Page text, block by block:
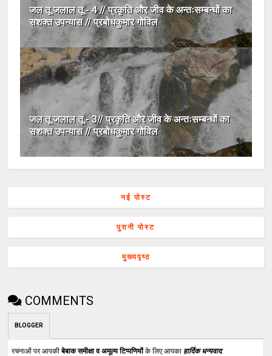
जल तू जलाल तू - 4 // प्रकृति और जीव के अन्तःसम्बन्धों का
सशक्त उपन्यास // प्रबोधकुमार गोविल
जल तू जलाल तू - 3// प्रकृति और जीव के अन्तःसम्बन्धों का
सशक्त उपन्यास // प्रबोधकुमार गोविल
नई पोस्ट
पुरानी पोस्ट
मुख्यपृष्ठ
COMMENTS
BLOGGER
रचनाओं पर आपकीबेबाक समीक्षा व अमूल्य टिप्पणियोंके लिए आपका हार्दिक धन्यवाद.